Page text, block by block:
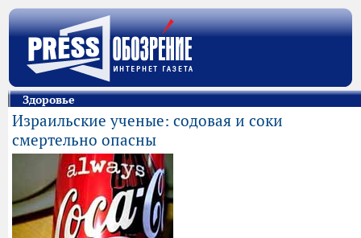
Здоровье
Израильские ученые: содовая и соки
смертельно опасны